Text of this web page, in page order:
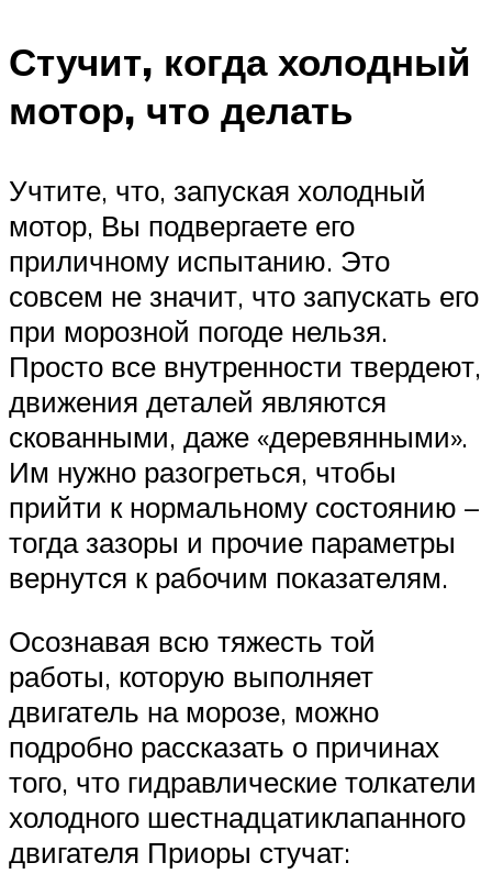
Стучит, когда холодный
мотор, что делать
Учтите, что, запуская холодный
мотор, Вы подвергаете его
приличному испытанию. Это
совсем не значит, что запускать его
при морозной погоде нельзя.
Просто все внутренности твердеют,
движения деталей являются
скованными, даже «деревянными».
Им нужно разогреться, чтобы
прийти к нормальному состоянию –
тогда зазоры и прочие параметры
вернутся к рабочим показателям.
Осознавая всю тяжесть той
работы, которую выполняет
двигатель на морозе, можно
подробно рассказать о причинах
того, что гидравлические толкатели
холодного шестнадцатиклапанного
двигателя Приоры стучат: